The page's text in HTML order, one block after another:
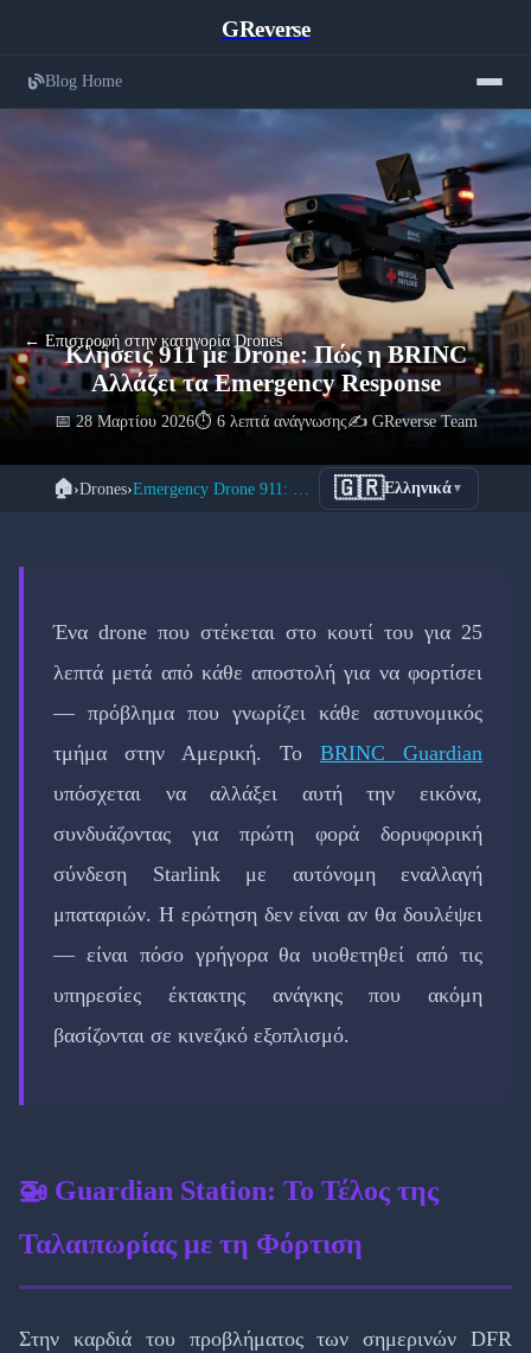
GReverse
Blog Home
← Επιστροφή στην κατηγορία Drones
Κλήσεις 911 με Drone: Πώς η BRINC
Αλλάζει τα Emergency Response
📅 28 Μαρτίου 2026⏱️ 6 λεπτά ανάγνωσης✍️ GReverse Team
🏠›Drones› 🇬🇷Ελληνικά▼
Ένα drone που στέκεται στο κουτί του για 25
λεπτά μετά από κάθε αποστολή για να φορτίσει
— πρόβλημα που γνωρίζει κάθε αστυνομικός
τμήμα στην Αμερική. Το BRINC Guardian
υπόσχεται να αλλάξει αυτή την εικόνα,
συνδυάζοντας για πρώτη φορά δορυφορική
σύνδεση Starlink με αυτόνομη εναλλαγή
μπαταριών. Η ερώτηση δεν είναι αν θα δουλέψει
— είναι πόσο γρήγορα θα υιοθετηθεί από τις
υπηρεσίες έκτακτης ανάγκης που ακόμη
βασίζονται σε κινεζικό εξοπλισμό.
🚁 Guardian Station: Το Τέλος της
Ταλαιπωρίας με τη Φόρτιση
Στην καρδιά του προβλήματος των σημερινών DFR